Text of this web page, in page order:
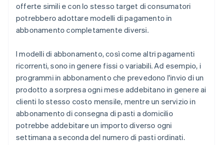
offerte simili e con lo stesso target di consumatori
potrebbero adottare modelli di pagamento in
abbonamento completamente diversi.
I modelli di abbonamento, così come altri pagamenti
ricorrenti, sono in genere fissi o variabili. Ad esempio, i
programmi in abbonamento che prevedono l'invio di un
prodotto a sorpresa ogni mese addebitano in genere ai
clienti lo stesso costo mensile, mentre un servizio in
abbonamento di consegna di pasti a domicilio
potrebbe addebitare un importo diverso ogni
settimana a seconda del numero di pasti ordinati.